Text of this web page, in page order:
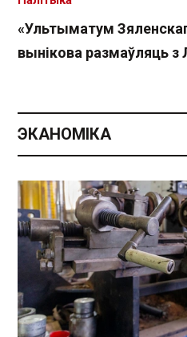
«Ультыматум
вынікова размаўляць
ЭКАНОМІКА